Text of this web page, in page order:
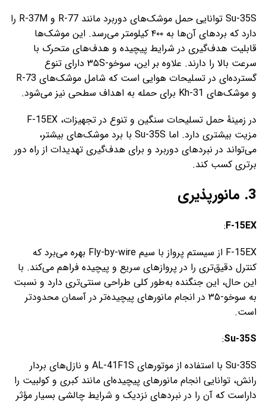
Su-35S توانایی حمل موشک‌های دوربرد مانند R-77 و R-37M را
دارد که بردهای آن‌ها به ۴۰۰ کیلومتر می‌رسد. این موشک‌ها
قابلیت هدف‌گیری در شرایط پیچیده و هدف‌های متحرک با
سرعت بالا را دارند. علاوه بر این، سوخو-۳۵S دارای تنوع
گسترده‌ای در تسلیحات هوایی است که شامل موشک‌های R-73
و موشک‌های Kh-31 برای حمله به اهداف سطحی نیز می‌شود.
در زمینهٔ حمل تسلیحات سنگین و تنوع در تجهیزات، F-15EX
مزیت بیشتری دارد. اما Su-35S با برد موشک‌های بیشتر،
می‌تواند در نبردهای دوربرد و برای هدف‌گیری تهدیدات از راه دور
برتری کسب کند.
3. مانورپذیری
F-15EX
:
F-15EX از سیستم پرواز با سیم Fly-by-wire بهره می‌برد که
کنترل دقیق‌تری را در پروازهای سریع و پیچیده فراهم می‌کند. با
این حال، این جنگنده به‌طور کلی طراحی سنتی‌تری دارد و نسبت
به سوخو-۳۵ در انجام مانورهای پیچیده‌تر در آسمان محدودتر
است.
Su-35S
:
Su-35S با استفاده از موتورهای AL-41F1S و نازل‌های بردار
رانش، توانایی انجام مانورهای پیچیده‌ای مانند کبری و کولبیت را
داراست که آن را در نبردهای نزدیک و شرایط چالشی بسیار مؤثر